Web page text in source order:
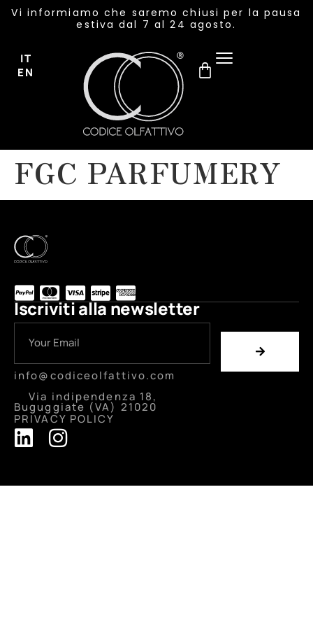
Vi informiamo che saremo chiusi per la pausa
estiva dal 7 al 24 agosto.
IT
EN
FGC PARFUMERY
Iscriviti alla newsletter
info@codiceolfattivo.com
Via indipendenza 18,
Buguggiate (VA) 21020
PRIVACY POLICY